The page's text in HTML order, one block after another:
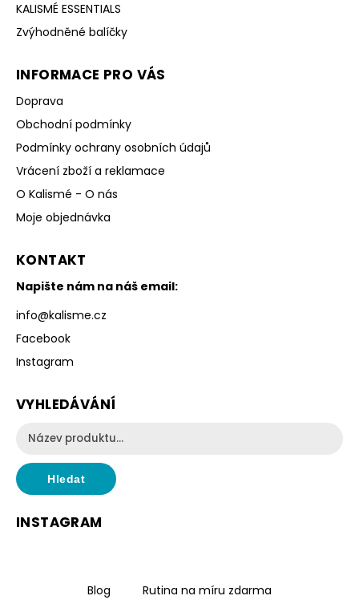
KALISMÉ ESSENTIALS
Zvýhodněné balíčky
INFORMACE PRO VÁS
Doprava
Obchodní podmínky
Podmínky ochrany osobních údajů
Vrácení zboží a reklamace
O Kalismé - O nás
Moje objednávka
KONTAKT
Napište nám na náš email:
info@kalisme.cz
Facebook
Instagram
VYHLEDÁVÁNÍ
Hledat
INSTAGRAM
Blog
Rutina na míru zdarma